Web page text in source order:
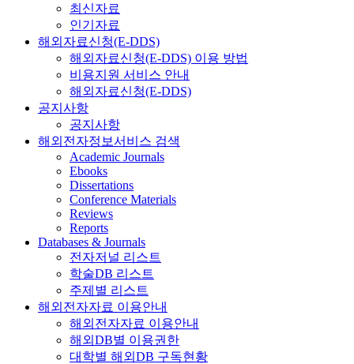
최신자료
인기자료
해외자료신청(E-DDS)
해외자료신청(E-DDS) 이용 방법
비용지원 서비스 안내
해외자료신청(E-DDS)
공지사항
공지사항
해외전자정보서비스 검색
Academic Journals
Ebooks
Dissertations
Conference Materials
Reviews
Reports
Databases & Journals
전자저널 리스트
학술DB 리스트
주제별 리스트
해외전자자료 이용안내
해외전자자료 이용안내
해외DB별 이용권한
대학별 해외DB 구독현황